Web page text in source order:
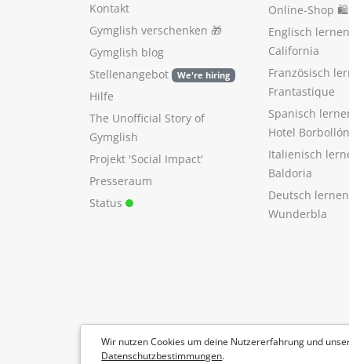
Wir nutzen Cookies um deine Nutzererfahrung und
Datenschutzbestimmungen.
Kontakt
Gymglish verschenken 🎁
Gymglish blog
Stellenangebot
We're hiring
Hilfe
The Unofficial Story of
Gymglish
Projekt 'Social Impact'
Presseraum
Status
Online-Shop 🛍
Englisch
California
Französisch
Frantastique
Spanisch
Hotel Borbollón
Italienisch
Baldoria
Deutsch
Wunderbla